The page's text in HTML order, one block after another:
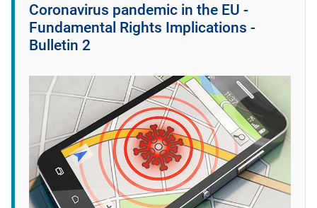
Coronavirus pandemic in the EU -
Fundamental Rights Implications -
Bulletin 2